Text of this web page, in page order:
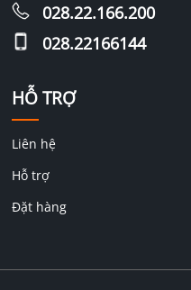
HỖ TRỢ
Liên hệ
Hỗ trợ
Đặt hàng
028.22.166.200
028.22166144